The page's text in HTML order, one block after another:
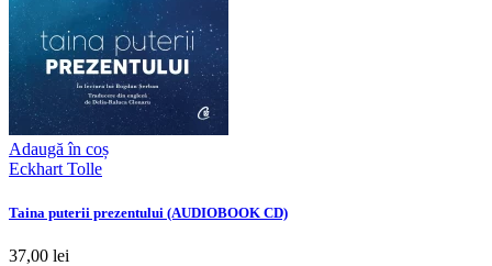
Adaugă în coș
Eckhart Tolle
Taina puterii prezentului (AUDIOBOOK CD)
37,00 lei